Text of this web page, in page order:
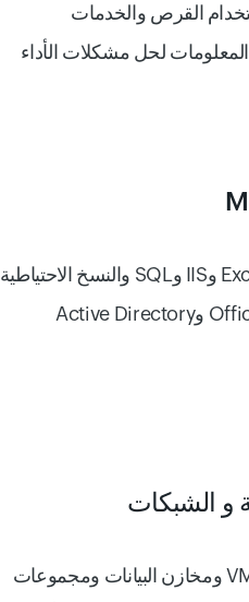
القرص والخدمات
المعلومات لحل مشكلات الأداء
حلل أداء تطبيقات Microsoft مثل Exchange وIIS وSQL والنسخ الاحتياطية
لخوادم Windows وSharePoint وOffice 365 وActive Directory
و الشبكات
اكتشف وراقب مضيفي VMware ESX/ESXi ومخازن البيانات ومجموعات